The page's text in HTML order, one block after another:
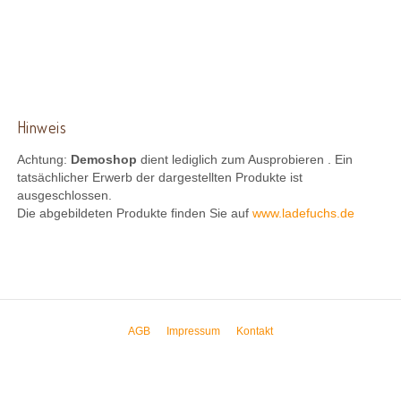
Hinweis
Achtung: Demoshop dient lediglich zum Ausprobieren . Ein
tatsächlicher Erwerb der dargestellten Produkte ist
ausgeschlossen.
Die abgebildeten Produkte finden Sie auf www.ladefuchs.de
AGB Impressum Kontakt